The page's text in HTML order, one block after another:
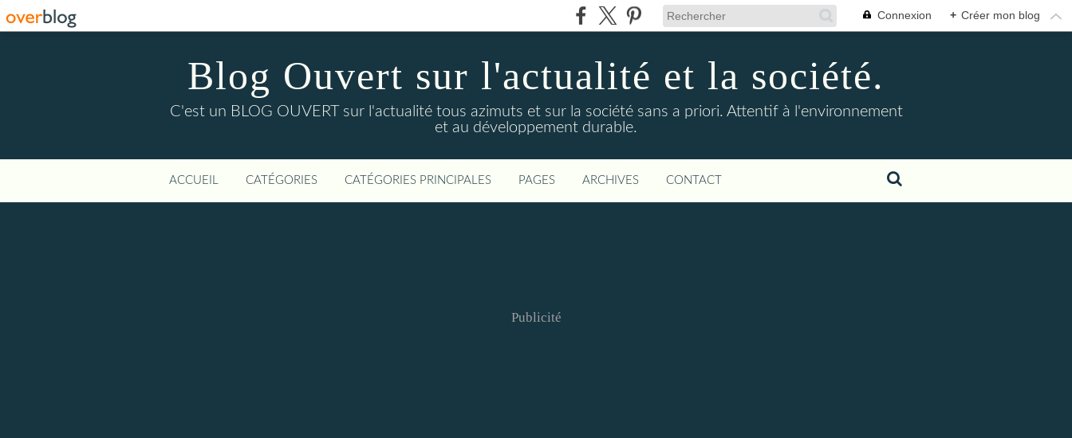
Connexion + Créer mon blog
Blog Ouvert sur l'actualité et la société.
C'est un BLOG OUVERT sur l'actualité tous azimuts et sur la société sans a priori. Attentif à l'environnement
et au développement durable.
ACCUEIL CATÉGORIES CATÉGORIES PRINCIPALES PAGES ARCHIVES CONTACT
Publicité